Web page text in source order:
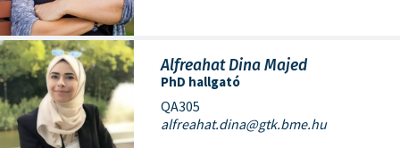
Alfreahat Dina Majed
PhD hallgató
QA305
alfreahat.dina@gtk.bme.hu